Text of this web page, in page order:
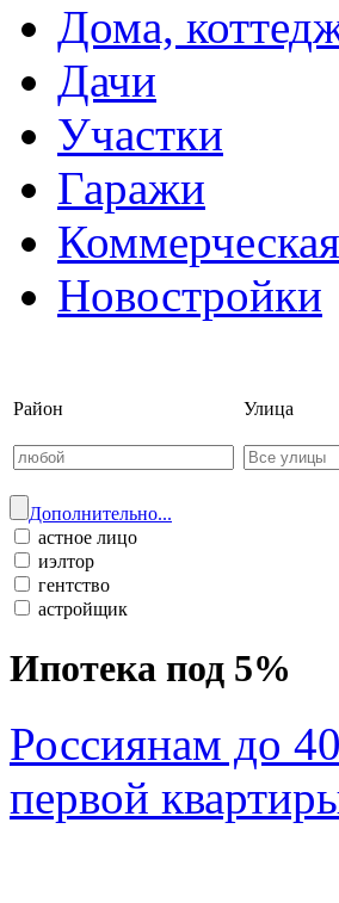
Дома,
Дачи
Участки
Гаражи
Коммерческая
Новостройки
Район Улица
Дополнительно...
астное лицо
иэлтор
гентство
астройщик
Ипотека под 5%
Россиянам до
первой